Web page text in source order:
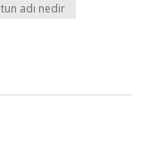
adı nedir